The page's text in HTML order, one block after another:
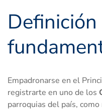
Definición
Empadronarse en el
registrarte en uno de los
parroquias del país,